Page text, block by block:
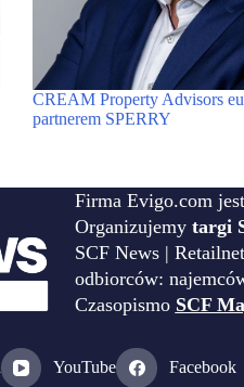
CREAM Property Advisors
partnerem SPERRY
Firma Evigo.com
Organizujemy targi
SCF News |
odbiorców:
Czasopismo SCF
YouTube Facebook